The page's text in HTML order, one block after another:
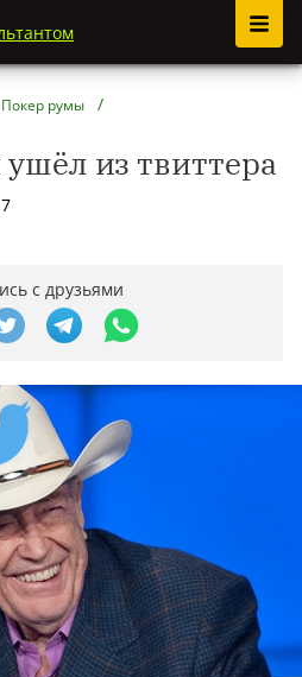
Покер румы
из твиттера
с друзьями